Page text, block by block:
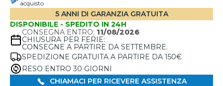
acquisto
5 ANNI DI GARANZIA GRATUITA
DISPONIBILE - SPEDITO IN 24H
CONSEGNA ENTRO: 11/08/2026
CHIUSURA PER FERIE:
CONSEGNE A PARTIRE DA SETTEMBRE.
SPEDIZIONE GRATUITA A PARTIRE DA 150€
RESO ENTRO 30 GIORNI
CHIAMACI PER RICEVERE ASSISTENZA